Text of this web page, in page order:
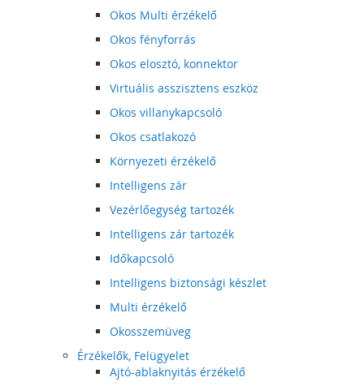
Okos Multi érzékelő
Okos fényforrás
Okos elosztó, konnektor
Virtuális asszisztens eszköz
Okos villanykapcsoló
Okos csatlakozó
Környezeti érzékelő
Intelligens zár
Vezérlőegység tartozék
Intelligens zár tartozék
Időkapcsoló
Intelligens biztonsági készlet
Multi érzékelő
Okosszemüveg
Érzékelők, Felügyelet
Ajtó-ablaknyitás érzékelő